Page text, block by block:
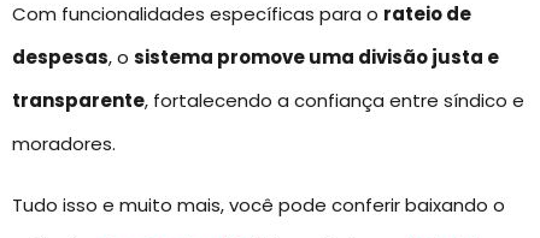
Com funcionalidades específicas para o rateio de
despesas, o sistema promove uma divisão justa e
transparente, fortalecendo a confiança entre síndico e
moradores.
Tudo isso e muito mais, você pode conferir baixando o